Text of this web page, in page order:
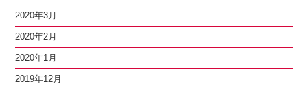
2020年3月
2020年2月
2020年1月
2019年12月